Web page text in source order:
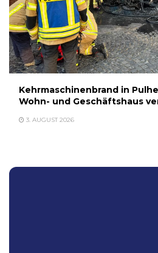
Kehrmaschinenbrand in
Wohn- und Geschäftshaus
3. AUGUST 2026